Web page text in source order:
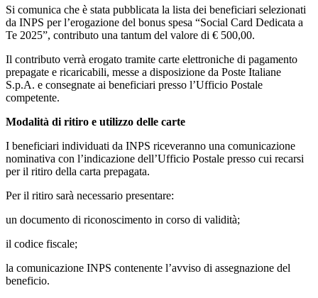
Si comunica che è stata pubblicata la lista dei beneficiari selezionati
da INPS per l’erogazione del bonus spesa “Social Card Dedicata a
Te 2025”, contributo una tantum del valore di € 500,00.
Il contributo verrà erogato tramite carte elettroniche di pagamento
prepagate e ricaricabili, messe a disposizione da Poste Italiane
S.p.A. e consegnate ai beneficiari presso l’Ufficio Postale
competente.
Modalità di ritiro e utilizzo delle carte
I beneficiari individuati da INPS riceveranno una comunicazione
nominativa con l’indicazione dell’Ufficio Postale presso cui recarsi
per il ritiro della carta prepagata.
Per il ritiro sarà necessario presentare:
un documento di riconoscimento in corso di validità;
il codice fiscale;
la comunicazione INPS contenente l’avviso di assegnazione del
beneficio.